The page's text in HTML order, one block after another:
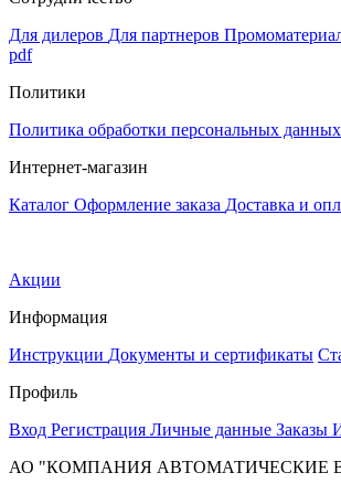
Для дилеров Для партнеров
pdf
Политики
Политика обработки персональных данных
Интернет-магазин
Каталог Оформление заказа Доставка и
Акции
Информация
Инструкции Документы и сертификаты
Профиль
Вход Регистрация Личные данные Заказы
АО "КОМПАНИЯ АВТОМАТИЧЕСКИЕ